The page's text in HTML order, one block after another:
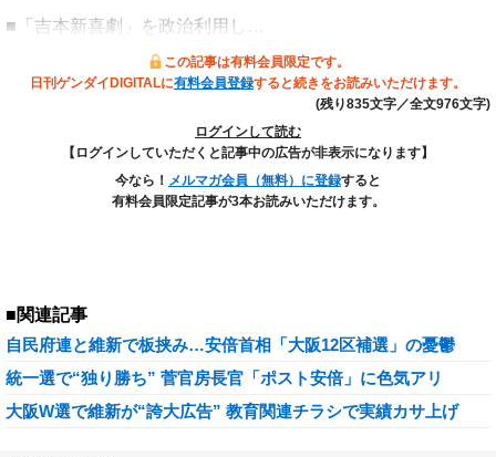
■「吉本新喜劇」を政治利用し…
この記事は有料会員限定です。
日刊ゲンダイDIGITALに有料会員登録すると続きをお読みいただけます。
(残り835文字／全文976文字)
ログインして読む
【ログインしていただくと記事中の広告が非表示になります】
今なら！ メルマガ会員（無料）に登録すると
有料会員限定記事が3本お読みいただけます。
■関連記事
自民府連と維新で板挟み…安倍首相「大阪12区補選」の憂鬱
統一選で“独り勝ち” 菅官房長官「ポスト安倍」に色気アリ
大阪W選で維新が“誇大広告” 教育関連チラシで実績カサ上げ